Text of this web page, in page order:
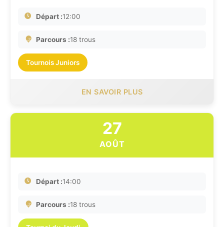
Départ :12:00
Parcours :18 trous
Tournois Juniors
EN SAVOIR PLUS
27
AOÛT
Départ :14:00
Parcours :18 trous